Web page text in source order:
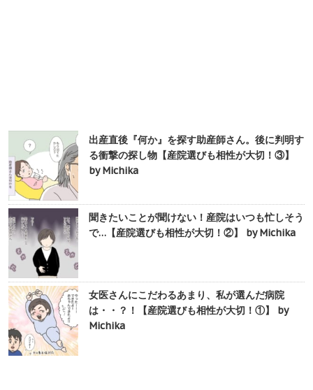
出産直後『何か』を探す助産師さん。後に判明す
る衝撃の探し物【産院選びも相性が大切！③】
by Michika
聞きたいことが聞けない！産院はいつも忙しそう
で…【産院選びも相性が大切！②】 by Michika
女医さんにこだわるあまり、私が選んだ病院
は・・？！【産院選びも相性が大切！①】 by
Michika